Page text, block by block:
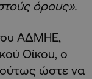
όρους».
ΑΔΜΗΕ,
Οίκου, ο
ούτως ώστε να